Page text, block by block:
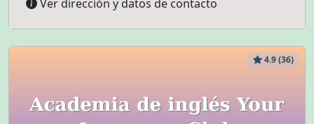
Ver dirección y datos de contacto
4.9 (36)